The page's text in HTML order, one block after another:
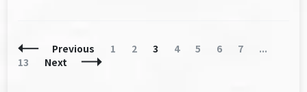
Posts
Navigation
Previous Page
1 Page
2 Page
3 Page
4 Page
5 Page
6 Page
7 ...
13
Next